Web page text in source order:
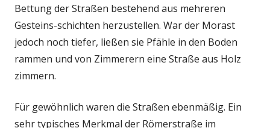
Bettung der Straßen bestehend aus mehreren
Gesteins-schichten herzustellen. War der Morast
jedoch noch tiefer, ließen sie Pfähle in den Boden
rammen und von Zimmerern eine Straße aus Holz
zimmern.
Für gewöhnlich waren die Straßen ebenmäßig. Ein
sehr typisches Merkmal der Römerstraße im